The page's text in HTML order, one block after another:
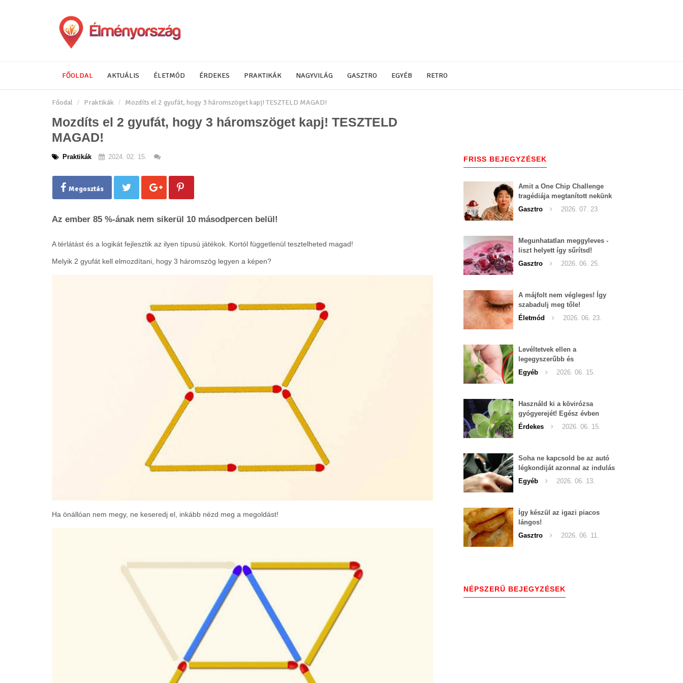
FŐOLDAL AKTUÁLIS ÉLETMÓD ÉRDEKES PRAKTIKÁK NAGYVILÁG GASZTRO EGYÉB RETRO
Főodal Praktikák Mozdíts el 2 gyufát, hogy 3 háromszöget kapj! TESZTELD MAGAD!
Mozdíts el 2 gyufát, hogy 3 háromszöget kapj! TESZTELD
MAGAD!
Praktikák 2024. 02. 15.
Megosztás
Az ember 85 %-ának nem sikerül 10 másodpercen belül!
A térlátást és a logikát fejlesztik az ilyen típusú játékok. Kortól függetlenül tesztelheted magad!
Melyik 2 gyufát kell elmozdítani, hogy 3 háromszög legyen a képen?
Ha önállóan nem megy, ne keseredj el, inkább nézd meg a megoldást!
FRISS BEJEGYZÉSEK
Amit a One Chip Challenge
tragédiája megtanított nekünk
a csípős kihívásokról
Gasztro 2026. 07. 23.
Megunhatatlan meggyleves -
liszt helyett így sűrítsd!
Gasztro
2026. 06. 25.
A májfolt nem végleges! Így
szabadulj meg tőle!
Életmód
2026. 06. 23.
Levéltetvek ellen a
legegyszerűbb és
leghatékonyabb filléres
háziszer
Egyéb 2026. 06. 15.
Használd ki a kövirózsa
gyógyerejét! Egész évben
hozzáférhető.
Érdekes 2026. 06. 15.
Soha ne kapcsold be az autó
légkondiját azonnal az indulás
után!
Egyéb 2026. 06. 13.
Így készül az igazi piacos
lángos!
Gasztro
2026. 06. 11.
NÉPSZERŰ BEJEGYZÉSEK